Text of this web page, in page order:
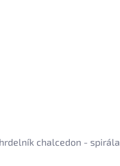
chalcedon - spirála